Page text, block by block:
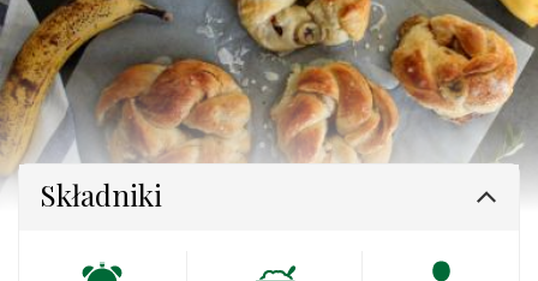
Składniki